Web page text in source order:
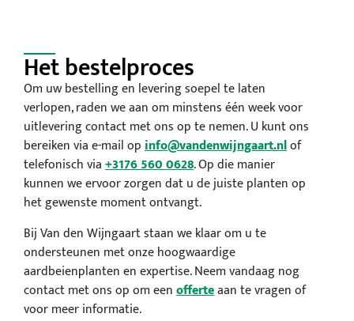
Het bestelproces
Om uw bestelling en levering soepel te laten
verlopen, raden we aan om minstens één week voor
uitlevering contact met ons op te nemen. U kunt ons
bereiken via e-mail opinfo@vandenwijngaart.nlof
telefonisch via+3176 560 0628. Op die manier
kunnen we ervoor zorgen dat u de juiste planten op
het gewenste moment ontvangt.
Bij Van den Wijngaart staan we klaar om u te
ondersteunen met onze hoogwaardige
aardbeienplanten en expertise. Neem vandaag nog
contact met ons op om eenofferteaan te vragen of
voor meer informatie.